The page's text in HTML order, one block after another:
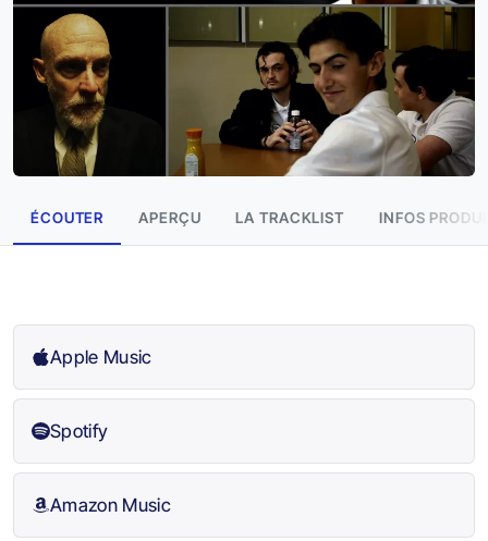
ÉCOUTER APERÇU LA TRACKLIST INFOS
Apple Music
Spotify
Amazon Music